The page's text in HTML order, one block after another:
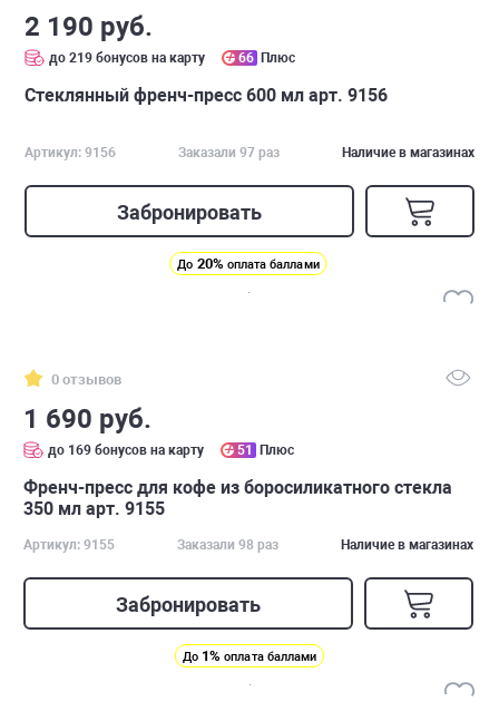
2 190 руб.
до 219 бонусов на карту 66 Плюс
Стеклянный френч-пресс 600 мл арт. 9156
Артикул: 9156 Заказали 97 раз Наличие в магазинах
Забронировать
До 20% оплата баллами
0 отзывов
1 690 руб.
до 169 бонусов на карту 51 Плюс
Френч-пресс для кофе из боросиликатного стекла
350 мл арт. 9155
Артикул: 9155 Заказали 98 раз Наличие в магазинах
Забронировать
До 1% оплата баллами